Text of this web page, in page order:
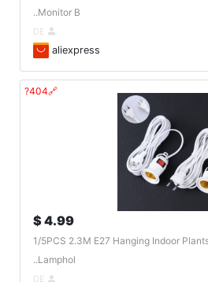
Monitor B..
aliexpress
🔗404?
4.99 $
1/5PCS 2.3M E27 Hanging Indoor
Lamphol..